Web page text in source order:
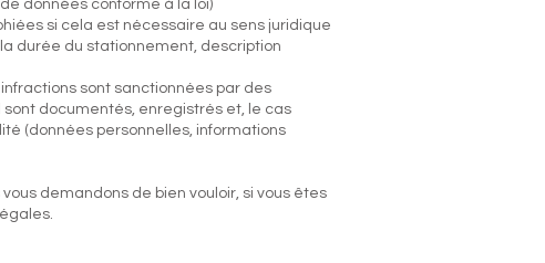
données conforme à la loi)
si cela est nécessaire au sens juridique
durée du stationnement, description
sont sanctionnées par des
documentés, enregistrés et, le cas
(données personnelles, informations
demandons de bien vouloir, si vous êtes